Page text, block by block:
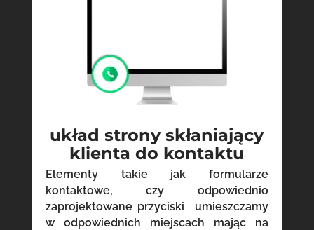
układ strony skłaniający
klienta do kontaktu
Elementy takie jak formularze
kontaktowe, czy odpowiednio
zaprojektowane przyciski umieszczamy
w odpowiednich miejscach mając na